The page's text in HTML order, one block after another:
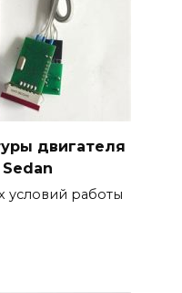
двигателя
условий работы